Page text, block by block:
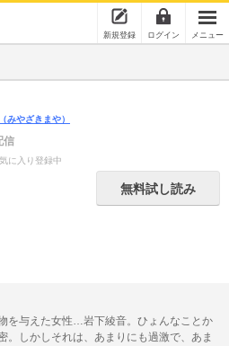
新規登録 ログイン メニュー
（みやざきまや）
信
に入り登録中
無料試し読み
を与えた女性…岩下綾音。ひょんなことか
。しかしそれは、あまりにも過激で、あま